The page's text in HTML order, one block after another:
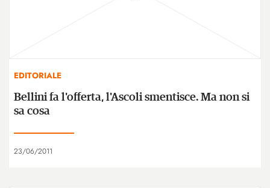
EDITORIALE
Bellini fa l'offerta, l'Ascoli smentisce. Ma non si
sa cosa
23/06/2011